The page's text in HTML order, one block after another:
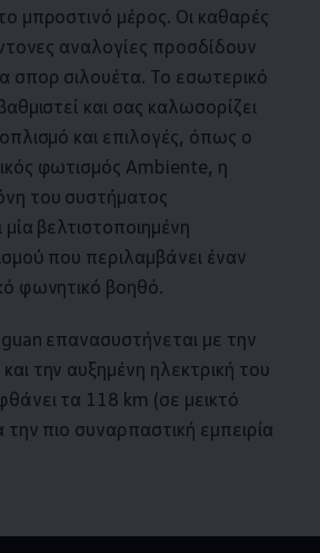
μπροστινό μέρος. Οι καθαρές
αναλογίες προσδίδουν
σπορ σιλουέτα. Το εσωτερικό
και σας καλωσορίζει
και επιλογές, όπως ο
φωτισμός Ambiente, η
του συστήματος
βελτιστοποιημένη
που περιλαμβάνει έναν
φωνητικό βοηθό.
επανασυστήνεται με την
και την αυξημένη ηλεκτρική του
τα 118 km (σε μεικτό
την πιο συναρπαστική εμπειρία